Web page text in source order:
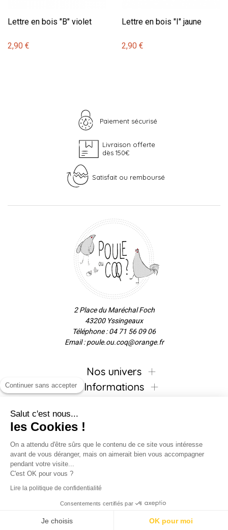
Lettre en bois "B" violet
2,90 €
Lettre en bois "I" jaune
2,90 €
Paiement sécurisé
Livraison offerte
dès 150€
Satisfait ou remboursé
2 Place du Maréchal Foch
43200 Yssingeaux
Téléphone : 04 71 56 09 06
Email : poule.ou.coq@orange.fr
Nos univers
Informations
Inscrivez-vous à la newsletter !
Continuer sans accepter
Salut c'est nous...
les Cookies !
On a attendu d'être sûrs que le contenu de ce site vous intéresse
avant de vous déranger, mais on aimerait bien vous accompagner
pendant votre visite...
C'est OK pour vous ?
Lire la politique de confidentialité
Consentements certifiés par
Je choisis OK pour moi